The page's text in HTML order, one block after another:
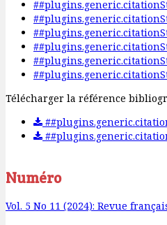
Télécharger la référence
Numéro
Vol. 5 No 11 (2024): Revue